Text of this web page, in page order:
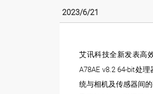
2023/6/21
艾讯科技全新发表高
A78AE v8.2 64-bit处
统与相机及传感器间